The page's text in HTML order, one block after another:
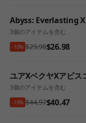
Abyss: Everlasting
3個のアイテムを含む
-10% $29.98$26.98
ユアXベクヤXアビス
3個のアイテムを含む
-10% $44.97$40.47